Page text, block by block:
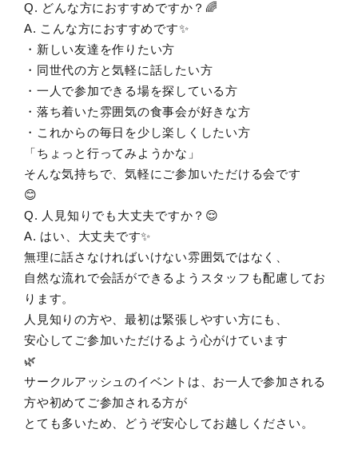
Q. どんな方におすすめですか？🌈
A. こんな方におすすめです✨
・新しい友達を作りたい方
・同世代の方と気軽に話したい方
・一人で参加できる場を探している方
・落ち着いた雰囲気の食事会が好きな方
・これからの毎日を少し楽しくしたい方
「ちょっと行ってみようかな」
そんな気持ちで、気軽にご参加いただける会です
😊
Q. 人見知りでも大丈夫ですか？😌
A. はい、大丈夫です✨
無理に話さなければいけない雰囲気ではなく、
自然な流れで会話ができるようスタッフも配慮してお
ります。
人見知りの方や、最初は緊張しやすい方にも、
安心してご参加いただけるよう心がけています
🌿
サークルアッシュのイベントは、お一人で参加される
方や初めてご参加される方が
とても多いため、どうぞ安心してお越しください。